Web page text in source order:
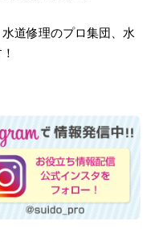
道修理のプロ集団、水